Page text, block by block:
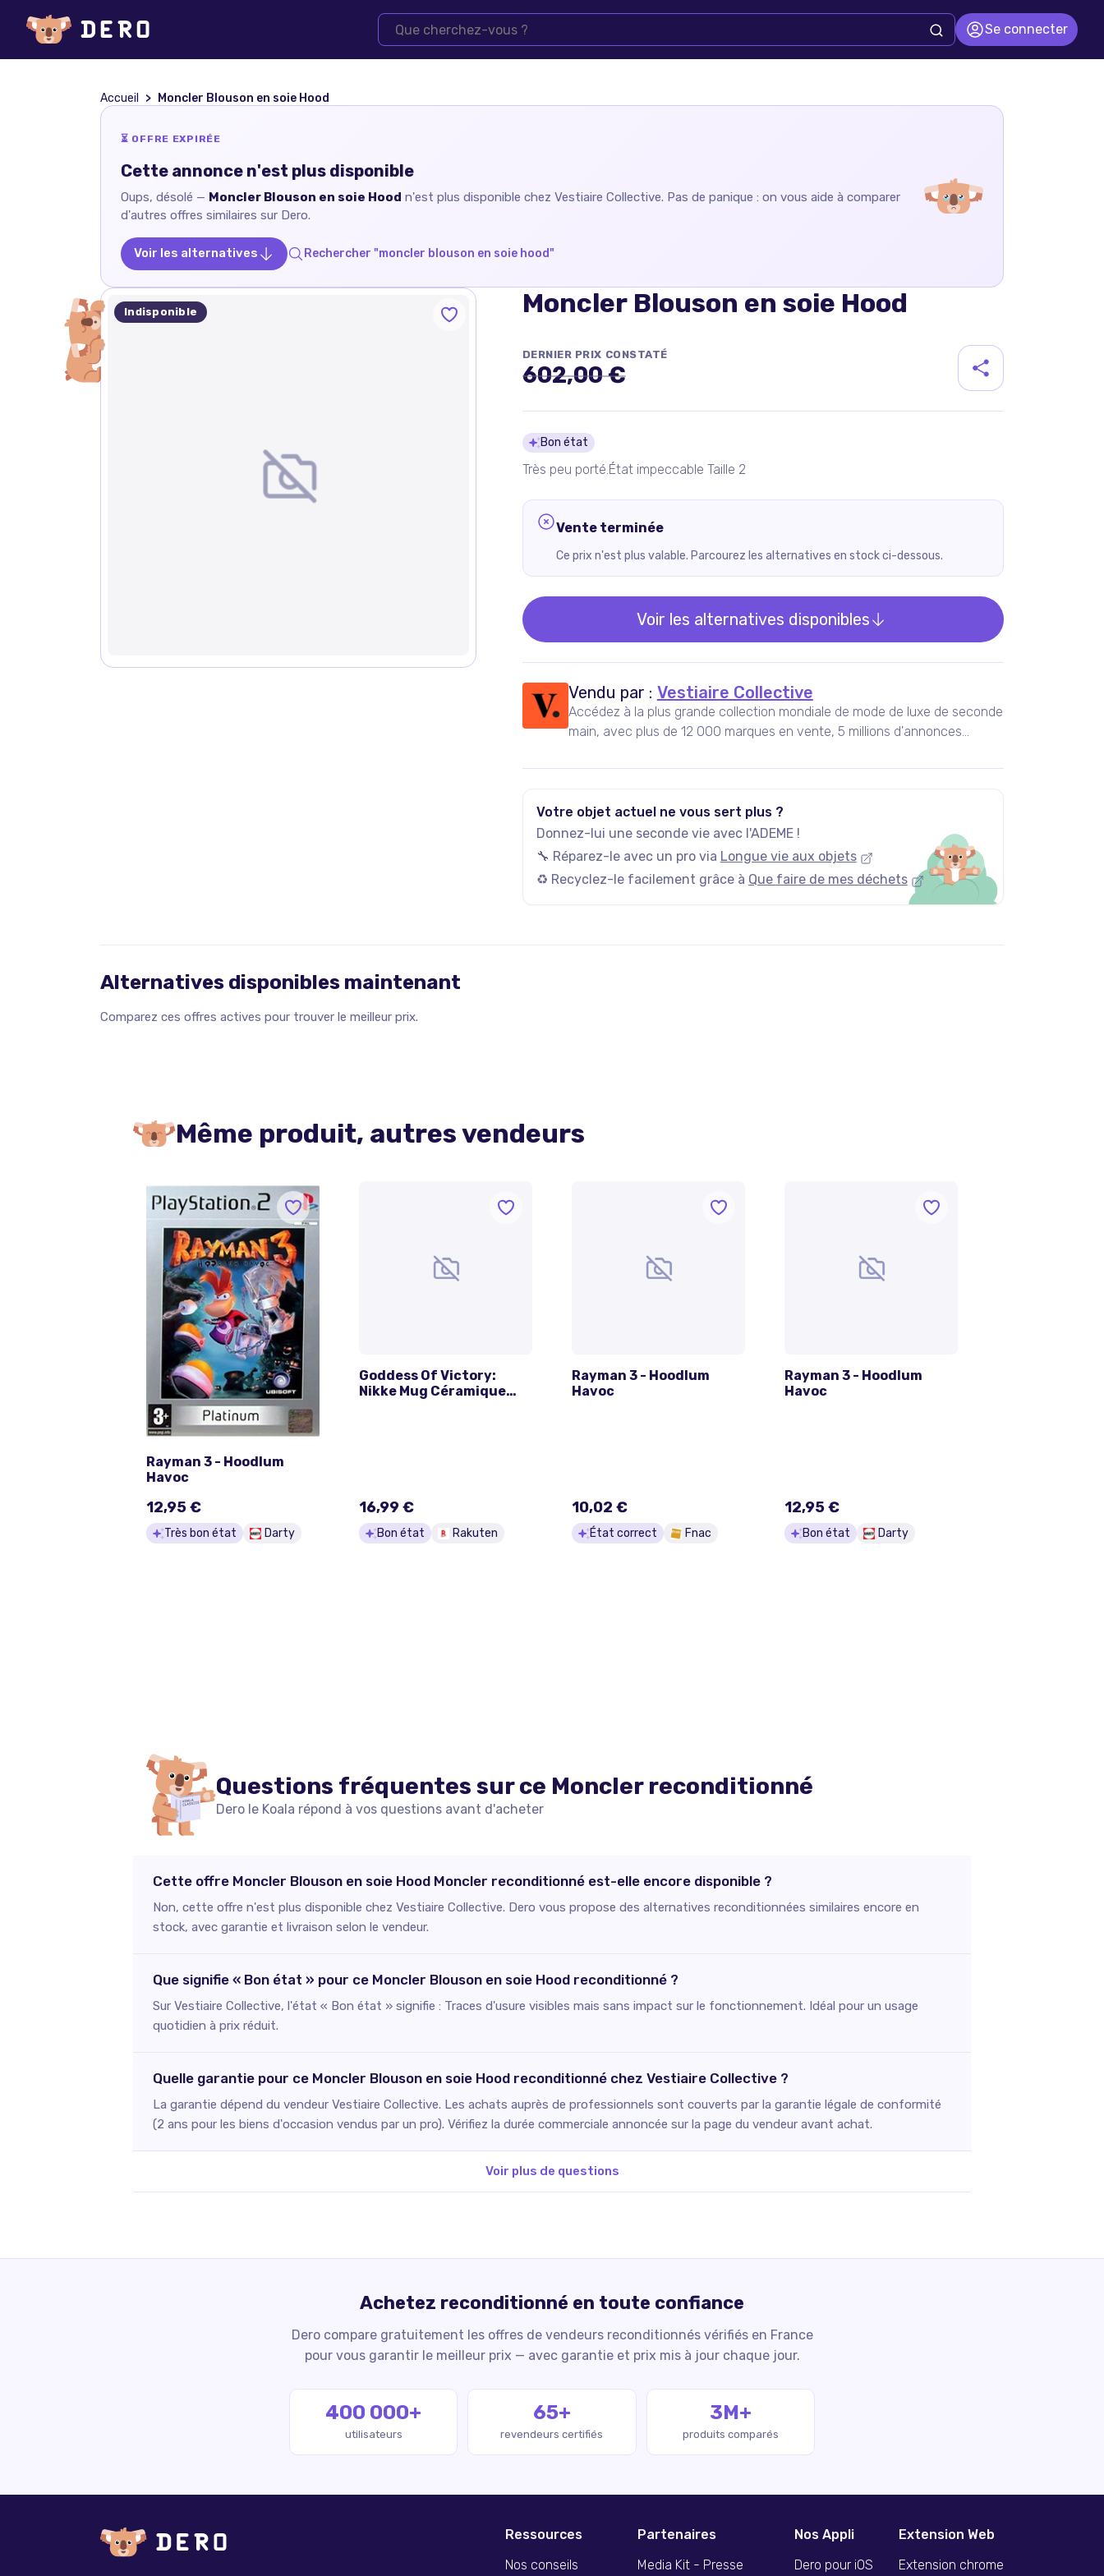
Se connecter
Accueil Moncler Blouson en soie Hood
⏳ OFFRE EXPIRÉE
Cette annonce n'est plus disponible
Oups, désolé — Moncler Blouson en soie Hood n'est plus disponible chez Vestiaire Collective. Pas de panique : on vous aide à comparer
d'autres offres similaires sur Dero.
Voir les alternatives Rechercher "moncler blouson en soie hood"
Indisponible Moncler Blouson en soie Hood
DERNIER PRIX CONSTATÉ
602,00 €
Détails du produit
Bon état
Très peu porté.État impeccable Taille 2
Vente terminée
Ce prix n'est plus valable. Parcourez les alternatives en stock ci-dessous.
Voir les alternatives disponibles
Vendu par : Vestiaire Collective
Accédez à la plus grande collection mondiale de mode de luxe de seconde
main, avec plus de 12 000 marques en vente, 5 millions d'annonces
Votre objet actuel ne vous sert plus ?
Donnez-lui une seconde vie avec l'ADEME !
🔧 Réparez-le avec un pro via Longue vie aux objets
♻️ Recyclez-le facilement grâce à Que faire de mes déchets
Alternatives disponibles maintenant
Comparez ces offres actives pour trouver le meilleur prix.
Même produit, autres vendeurs
Rayman 3 - Hoodlum
Havoc
12,95 €
Très bon état Darty
Goddess Of Victory:
Nikke Mug Céramique
16,99 €
Bon état Rakuten
Rayman 3 - Hoodlum
Havoc
10,02 €
État correct Fnac
Rayman 3 - Hoodlum
Havoc
12,95 €
Bon état Darty
Questions fréquentes sur ce Moncler reconditionné
Dero le Koala répond à vos questions avant d'acheter
Cette offre Moncler Blouson en soie Hood Moncler reconditionné est-elle encore disponible ?
Non, cette offre n'est plus disponible chez Vestiaire Collective. Dero vous propose des alternatives reconditionnées similaires encore en
stock, avec garantie et livraison selon le vendeur.
Que signifie « Bon état » pour ce Moncler Blouson en soie Hood reconditionné ?
Sur Vestiaire Collective, l'état « Bon état » signifie : Traces d'usure visibles mais sans impact sur le fonctionnement. Idéal pour un usage
quotidien à prix réduit.
Quelle garantie pour ce Moncler Blouson en soie Hood reconditionné chez Vestiaire Collective ?
La garantie dépend du vendeur Vestiaire Collective. Les achats auprès de professionnels sont couverts par la garantie légale de conformité
(2 ans pour les biens d'occasion vendus par un pro). Vérifiez la durée commerciale annoncée sur la page du vendeur avant achat.
Voir plus de questions
Achetez reconditionné en toute confiance
Dero compare gratuitement les offres de vendeurs reconditionnés vérifiés en France
pour vous garantir le meilleur prix — avec garantie et prix mis à jour chaque jour.
400 000+
utilisateurs
65+
revendeurs certifiés
3M+
produits comparés
Ressources
Nos conseils
Partenaires
Media Kit - Presse
Nos Appli
Dero pour iOS
Extension Web
Extension chrome